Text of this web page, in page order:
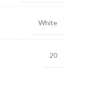
White
20